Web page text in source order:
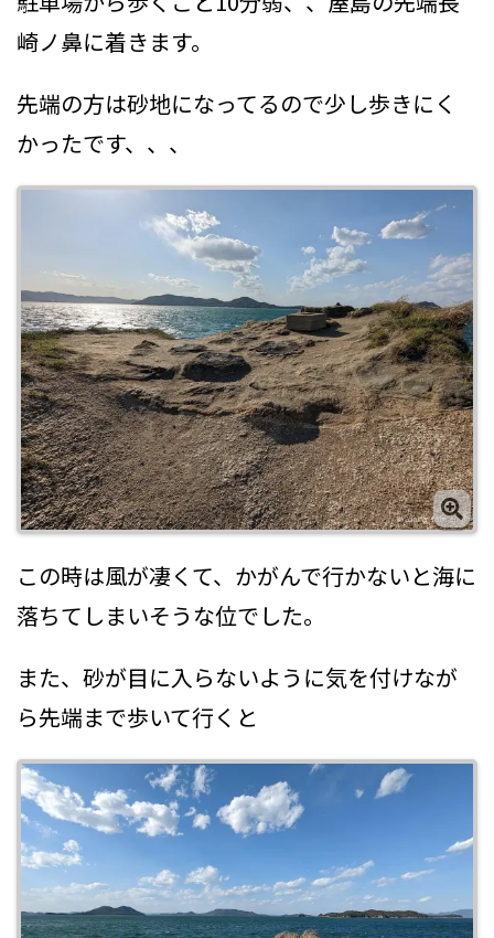
崎ノ鼻に着きます。
先端の方は砂地になってるので少し歩きにく
かったです、、、
この時は風が凄くて、かがんで行かないと海に
落ちてしまいそうな位でした。
また、砂が目に入らないように気を付けなが
ら先端まで歩いて行くと